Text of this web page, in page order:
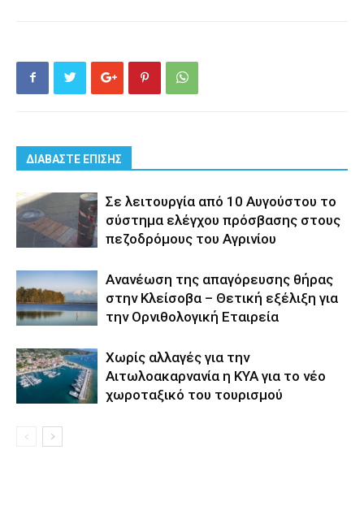
ΔΙΑΒΑΣΤΕ ΕΠΙΣΗΣ
Σε λειτουργία από 10 Αυγούστου το
σύστημα ελέγχου πρόσβασης στους
πεζοδρόμους του Αγρινίου
Aνανέωση της απαγόρευσης θήρας
στην Κλείσοβα – Θετική εξέλιξη για
την Ορνιθολογική Εταιρεία
Xωρίς αλλαγές για την
Αιτωλοακαρνανία η ΚΥΑ για το νέο
χωροταξικό του τουρισμού